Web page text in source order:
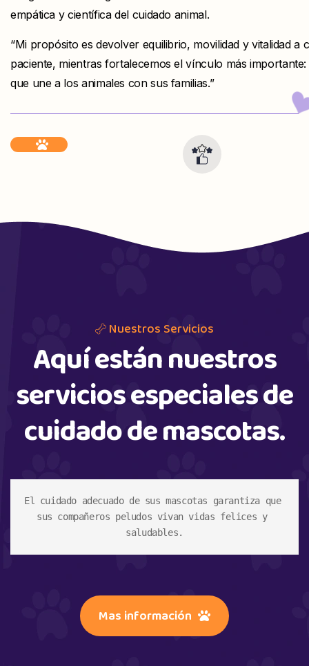
empática y científica del cuidado animal.
“Mi propósito es devolver equilibrio, movilidad y vitalidad a
paciente, mientras fortalecemos el vínculo más importante:
que une a los animales con sus familias.”
Nuestros Servicios
Aquí están nuestros
servicios especiales de
cuidado de mascotas.
El cuidado adecuado de sus mascotas garantiza que
sus compañeros peludos vivan vidas felices y
saludables.
Mas información